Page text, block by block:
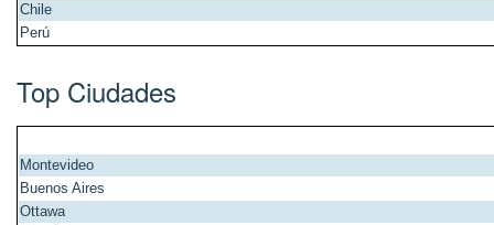
Chile
Perú
Top Ciudades
Montevideo
Buenos Aires
Ottawa